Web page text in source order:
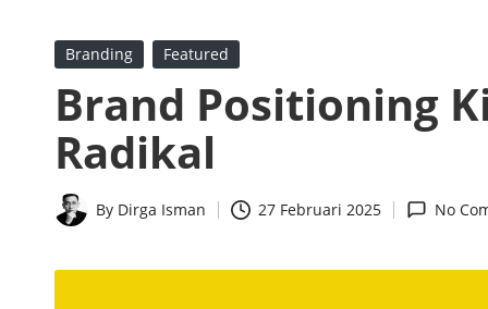
n
d
f
o
r
Posted
Branding Featured
Brand Positioning
Radikal
Posted
By Dirga Isman 27 Februari 2025 No